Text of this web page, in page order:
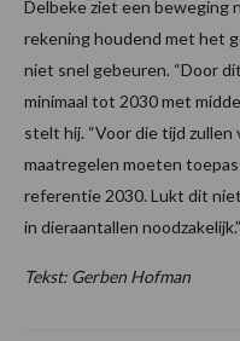
Delbeke ziet een beweging
rekening houdend met het
niet snel gebeuren. “Door
minimaal tot 2030 met
stelt hij. “Voor die tijd
maatregelen moeten
referentie 2030. Lukt dit
in dieraantallen noodzakelijk.”
Tekst: Gerben Hofman